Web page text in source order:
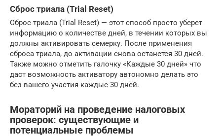
Сброс триала (Trial Reset)
Сброс триала (Trial Reset) — этот способ просто уберет
информацию о количестве дней, в течении которых вы
должны активировать семерку. После применения
сброса триала, до активации снова останется 30 дней.
Также можно отметить галочку «Каждые 30 дней» что
даст возможность активатору автономно делать это
без вашего участия каждые 30 дней.
Мораторий на проведение налоговых
проверок: существующие и
потенциальные проблемы